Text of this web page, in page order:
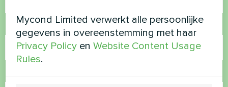
Telefoonnummer
Mycond Limited verwerkt alle persoonlijke
gegevens in overeenstemming met haar
Privacy Policy enWebsite Content Usage
Rules.